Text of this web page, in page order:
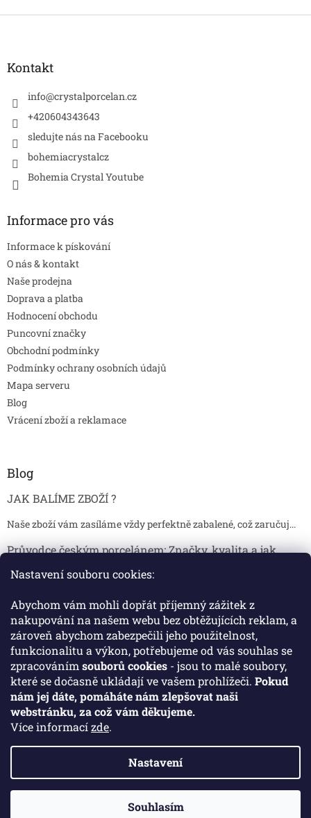
Nastavení souboru cookies:
Abychom vám mohli dopřát příjemný zážitek z
nakupování na našem webu bez obtěžujících reklam, a
zároveň abychom zabezpečili jeho použitelnost,
funkcionalitu a výkon, potřebujeme od vás souhlas se
zpracováním souborů cookies - jsou to malé soubory,
které se dočasně ukládají ve vašem prohlížeči. Pokud
nám jej dáte, pomáháte nám zlepšovat naši
webstránku, za což vám děkujeme.
Více informacízde.
Nastavení
Souhlasím
Z
Kontakt
info@crystalporcelan.cz
+420604343643
sledujte nás na Facebooku
bohemiacrystalcz
Bohemia Crystal Youtube
Informace pro vás
Informace k pískování
O nás & kontakt
Naše prodejna
Doprava a platba
Hodnocení obchodu
Puncovní značky
Obchodní podmínky
Podmínky ochrany osobních údajů
Mapa serveru
Blog
Vrácení zboží a reklamace
Blog
JAK BALÍME ZBOŽÍ ?
Naše zboží vám zasíláme vždy perfektně zabalené, což zaručuj...
Průvodce českým porcelánem: Značky, kvalita a jak
Jak skladovat broušené sklenice, aby se nepoškodily?
Broušené sklenice jsou symbolem elegance, tradice a luxusu. ...
Facebook
Vytvořil Shoptet
Crystal Porcelan. Všechna práva vyhrazena.